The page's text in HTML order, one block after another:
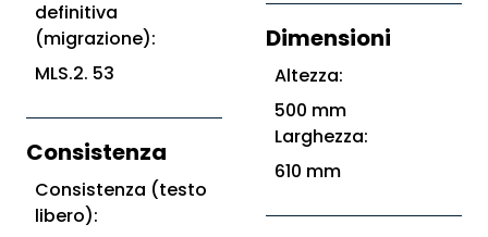
definitiva
(migrazione):
MLS.2. 53
Consistenza
Consistenza (testo
libero):
Dimensioni
Altezza:
500 mm
Larghezza:
610 mm